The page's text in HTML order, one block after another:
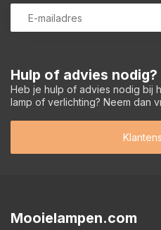
Hulp of advies nodig?
Heb je hulp of advies nodig bij
lamp of verlichting? Neem dan
Mooielampen.com